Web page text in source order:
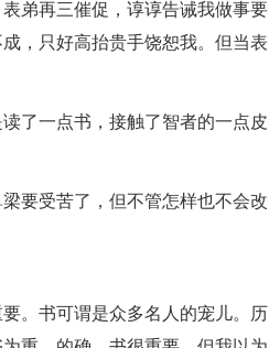
弟再三催促，谆谆告诫我做事要
，只好高抬贵手饶恕我。但当表
了一点书，接触了智者的一点皮
要受苦了，但不管怎样也不会改
。书可谓是众多名人的宠儿。历